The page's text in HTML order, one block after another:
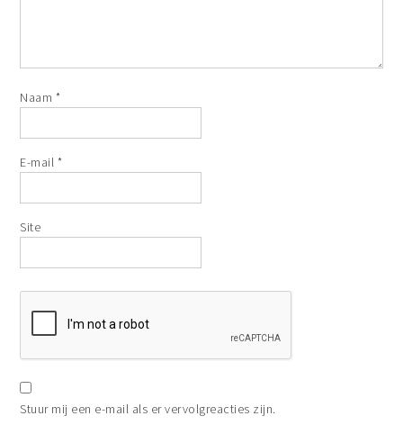
Naam *
E-mail *
Site
Stuur mij een e-mail als er vervolgreacties zijn.